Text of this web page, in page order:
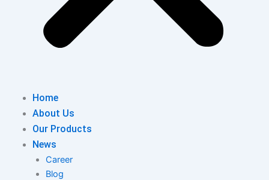
Home
About Us
Our Products
News
Career
Blog